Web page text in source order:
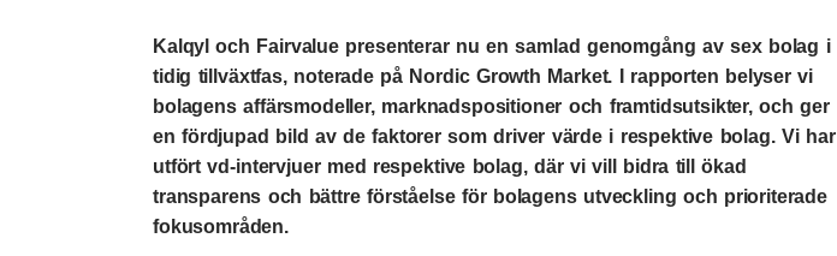
Kalqyl och Fairvalue presenterar nu en samlad genomgång av sex bolag i
tidig tillväxtfas, noterade på Nordic Growth Market. I rapporten belyser vi
bolagens affärsmodeller, marknadspositioner och framtidsutsikter, och ger
en fördjupad bild av de faktorer som driver värde i respektive bolag. Vi har
utfört vd-intervjuer med respektive bolag, där vi vill bidra till ökad
transparens och bättre förståelse för bolagens utveckling och prioriterade
fokusområden.